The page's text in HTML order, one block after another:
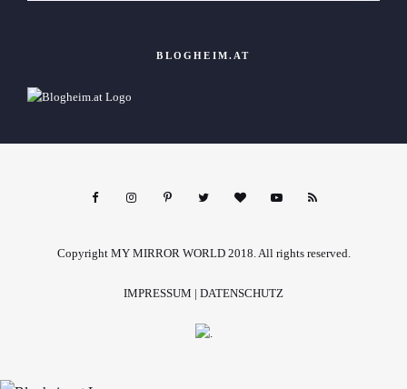
BLOGHEIM.AT
Copyright MY MIRROR WORLD 2018. All rights reserved.
IMPRESSUM | DATENSCHUTZ